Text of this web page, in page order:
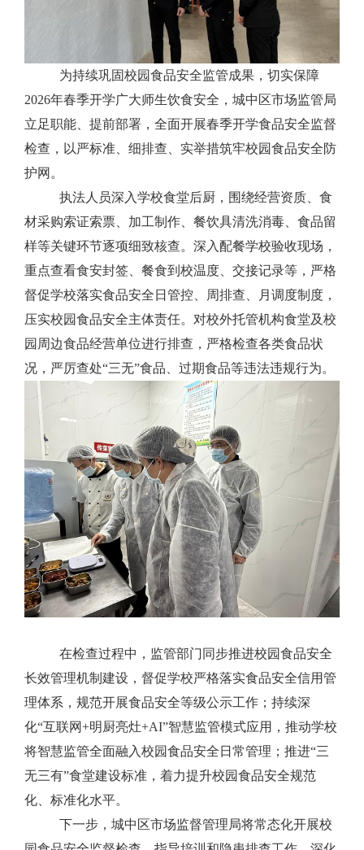
为持续巩固校园食品安全监管成果，切实保障
2026年春季开学广大师生饮食安全，城中区市场监管局
立足职能、提前部署，全面开展春季开学食品安全监督
检查，以严标准、细排查、实举措筑牢校园食品安全防
护网。
执法人员深入学校食堂后厨，围绕经营资质、食
材采购索证索票、加工制作、餐饮具清洗消毒、食品留
样等关键环节逐项细致核查。深入配餐学校验收现场，
重点查看食安封签、餐食到校温度、交接记录等，严格
督促学校落实食品安全日管控、周排查、月调度制度，
压实校园食品安全主体责任。对校外托管机构食堂及校
园周边食品经营单位进行排查，严格检查各类食品状
况，严厉查处“三无”食品、过期食品等违法违规行为。
在检查过程中，监管部门同步推进校园食品安全
长效管理机制建设，督促学校严格落实食品安全信用管
理体系，规范开展食品安全等级公示工作；持续深
化“互联网+明厨亮灶+AI”智慧监管模式应用，推动学校
将智慧监管全面融入校园食品安全日常管理；推进“三
无三有”食堂建设标准，着力提升校园食品安全规范
化、标准化水平。
下一步，城中区市场监督管理局将常态化开展校